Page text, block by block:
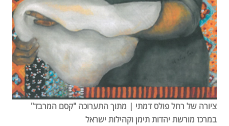
ציורה של רחל פולס דמתי | מתוך התערוכה "קסם המרבד"
במרכז מורשת יהדות תימן וקהילות ישראל